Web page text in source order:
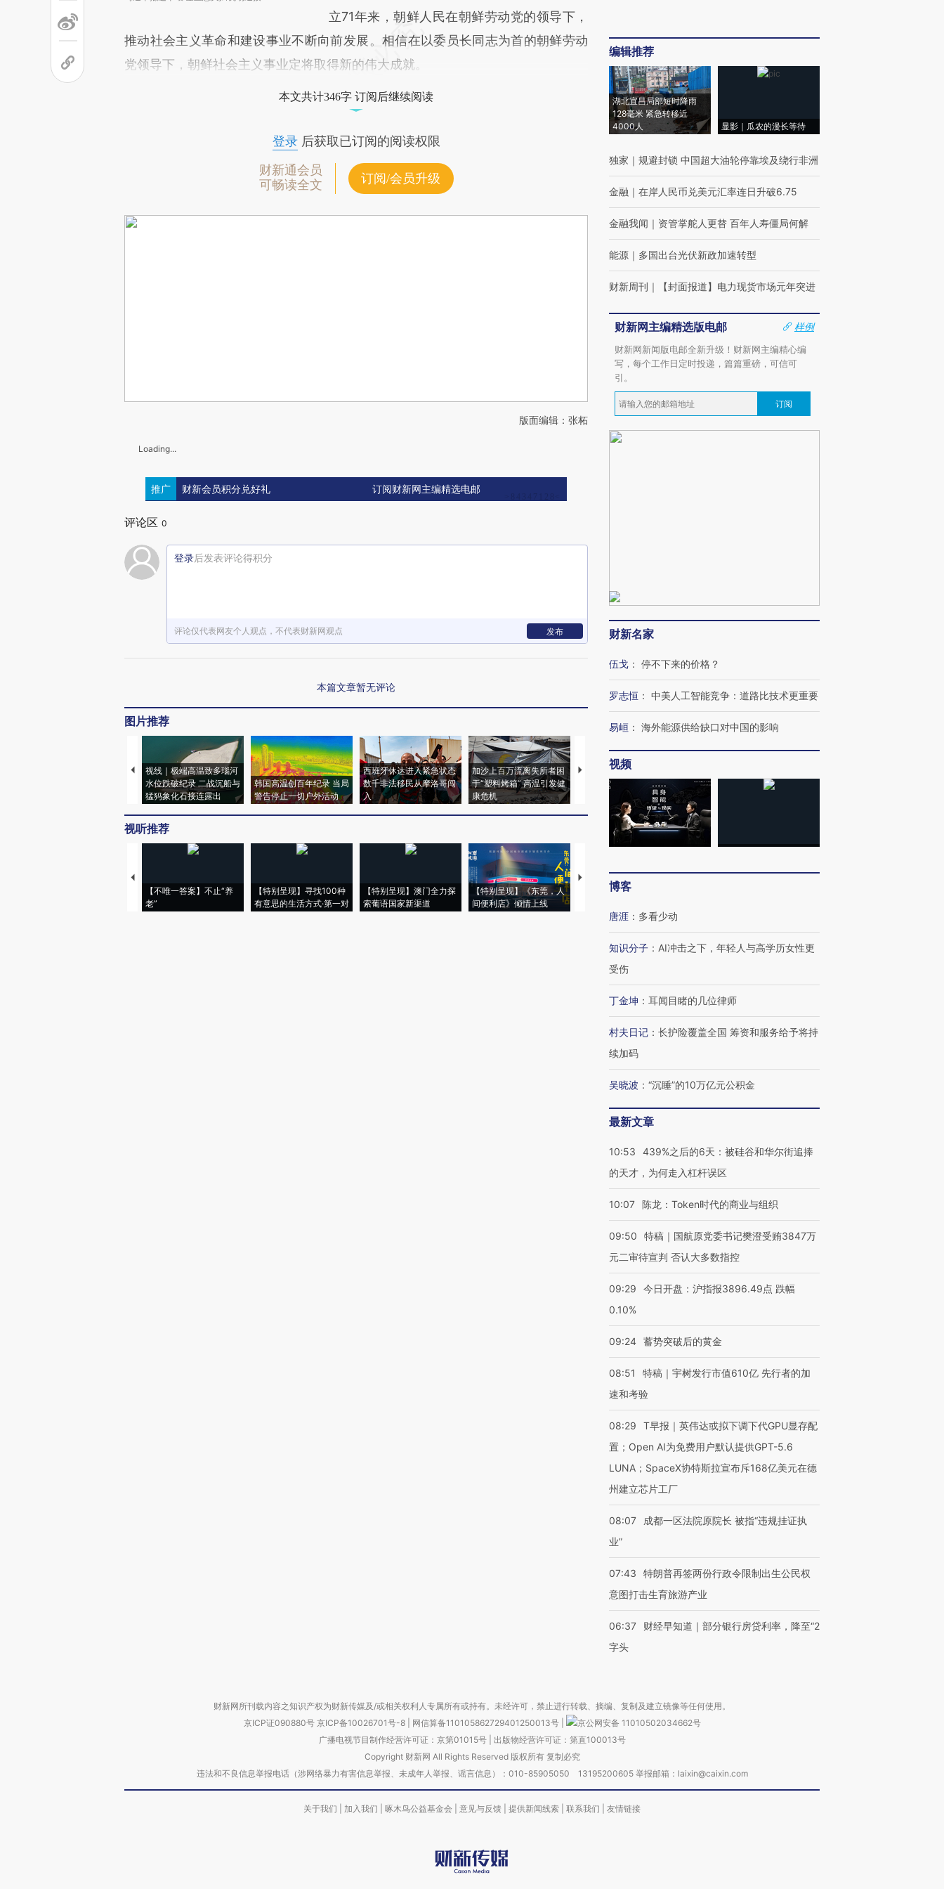
立71年来，朝鲜人民在朝鲜劳动党的领导下，
推动社会主义革命和建设事业不断向前发展。相信在以委员长同志为首的朝鲜劳动
党领导下，朝鲜社会主义事业定将取得新的伟大成就。
本文共计346字 订阅后继续阅读
登录后获取已订阅的阅读权限
财新通会员
可畅读全文
订阅/会员升级
版面编辑：张柘
Loading...
推广 财新会员积分兑好礼 订阅财新网主编精选电邮
评论区 0
登录后发表评论得积分
评论仅代表网友个人观点，不代表财新网观点 发布
本篇文章暂无评论
图片推荐
视线｜极端高温致多瑙河
水位跌破纪录 二战沉船与
猛犸象化石接连露出
韩国高温创百年纪录 当局
警告停止一切户外活动
西班牙休达进入紧急状态
数千非法移民从摩洛哥闯
入
加沙上百万流离失所者困
于“塑料烤箱” 高温引发健
康危机
视线｜HYROX的吸金
术：是什么让中产们甘
粒摇头丸 尿检体内含3种
视听推荐
【不唯一答案】不止“养
老”
【特别呈现】寻找100种
有意思的生活方式·第一对
【特别呈现】澳门全力探
索葡语国家新渠道
【特别呈现】《东莞，人
间便利店》倾情上线
【推广】走进第四届链博
会，让数智科技“链”接产
编辑推荐
湖北宜昌局部短时降雨
128毫米 紧急转移近
4000人
显影｜瓜农的漫长等待
独家 ｜ 规避封锁 中国超大油轮停靠埃及绕行非洲
金融 ｜ 在岸人民币兑美元汇率连日升破6.75
金融我闻 ｜ 资管掌舵人更替 百年人寿僵局何解
能源 ｜ 多国出台光伏新政加速转型
财新周刊 ｜ 【封面报道】电力现货市场元年突进
财新网主编精选版电邮
样例
财新网新闻版电邮全新升级！财新网主编精心编
写，每个工作日定时投递，篇篇重磅，可信可
引。
订阅
财新名家
伍戈 ： 停不下来的价格？
罗志恒 ： 中美人工智能竞争：道路比技术更重要
易峘 ： 海外能源供给缺口对中国的影响
视频
博客
唐涯 ： 多看少动
知识分子 ： AI冲击之下，年轻人与高学历女性更
受伤
丁金坤 ： 耳闻目睹的几位律师
村夫日记 ： 长护险覆盖全国 筹资和服务给予将持
续加码
吴晓波 ： “沉睡”的10万亿元公积金
最新文章
10:53
439%之后的6天：被硅谷和华尔街追捧
的天才，为何走入杠杆误区
10:07 陈龙：Token时代的商业与组织
09:50
特稿｜国航原党委书记樊澄受贿3847万
元二审待宣判 否认大多数指控
09:29
今日开盘：沪指报3896.49点 跌幅
0.10%
09:24 蓄势突破后的黄金
08:51
特稿｜宇树发行市值610亿 先行者的加
速和考验
08:29
T早报｜英伟达或拟下调下代GPU显存配
置；Open AI为免费用户默认提供GPT-5.6
LUNA；SpaceX协特斯拉宣布斥168亿美元在德
州建立芯片工厂
08:07
成都一区法院原院长 被指“违规挂证执
业”
07:43
特朗普再签两份行政令限制出生公民权
意图打击生育旅游产业
06:37
财经早知道｜部分银行房贷利率，降至“2
字头
财新网所刊载内容之知识产权为财新传媒及/或相关权利人专属所有或持有。未经许可，禁止进行转载、摘编、复制及建立镜像等任何使用。
京ICP证090880号 京ICP备10026701号-8 网信算备110105862729401250013号
京公网安备 11010502034662号
广播电视节目制作经营许可证：京第01015号| 出版物经营许可证：第直100013号
Copyright 财新网 All Rights Reserved 版权所有 复制必究
违法和不良信息举报电话（涉网络暴力有害信息举报、未成年人举报、谣言信息）：010-85905050 13195200605 举报邮箱：laixin@caixin.com
关于我们 加入我们 啄木鸟公益基金会 意见与反馈 提供新闻线索 联系我们 友情链接